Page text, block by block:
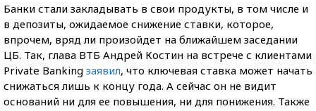
Банки стали закладывать в свои продукты, в том числе и
в депозиты, ожидаемое снижение ставки, которое,
впрочем, вряд ли произойдет на ближайшем заседании
ЦБ. Так, глава ВТБ Андрей Костин на встрече с клиентами
Private Banking заявил, что ключевая ставка может начать
снижаться лишь к концу года. А сейчас он не видит
оснований ни для ее повышения, ни для понижения. Также